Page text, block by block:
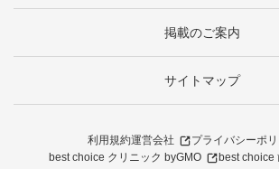
掲載のご案内
サイトマップ
利用規約運営会社
プライバシーポ
best choice クリニック byGMO
best choice